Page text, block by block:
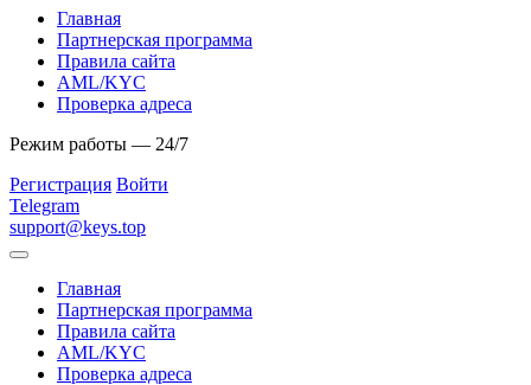
Главная
Партнерская программа
Правила сайта
AML/KYC
Проверка адреса
Режим работы — 24/7
Регистрация Войти
Telegram
support@keys.top
Главная
Партнерская программа
Правила сайта
AML/KYC
Проверка адреса